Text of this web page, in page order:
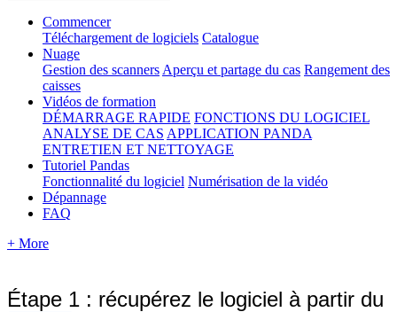
Commencer
Téléchargement de logiciels Catalogue
Nuage
Gestion des scanners Aperçu et partage du cas Rangement des
caisses
Vidéos de formation
DÉMARRAGE RAPIDE FONCTIONS DU LOGICIEL
ANALYSE DE CAS APPLICATION PANDA
ENTRETIEN ET NETTOYAGE
Tutoriel Pandas
Fonctionnalité du logiciel Numérisation de la vidéo
Dépannage
FAQ
+ More
Étape 1 : récupérez le logiciel à partir du